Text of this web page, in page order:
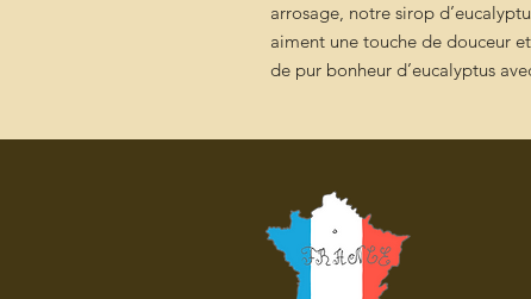
arrosage, notre sirop
aiment une touche de douceur
de pur bonheur d’eucalyptus